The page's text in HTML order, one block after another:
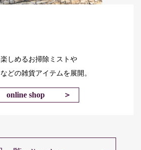
しめるお掃除ミストや
どの雑貨アイテムを展開。
online shop